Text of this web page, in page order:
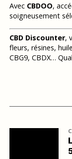
Avec CBDOO,
soigneusement
CBD Discounter,
fleurs, résines,
CBG9, CBDX…